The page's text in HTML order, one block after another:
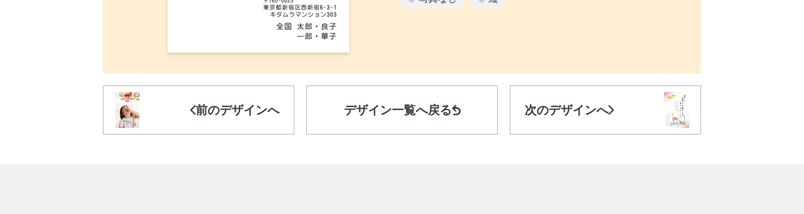
かわいい・縦 イラスト年賀状
前のデザインへ デザイン一覧へ戻る 次のデザインへ